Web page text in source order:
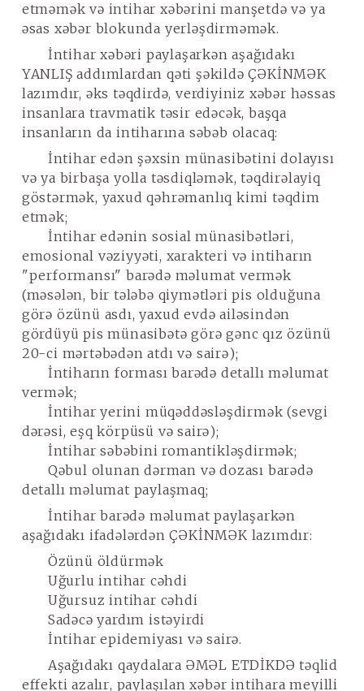
etməmək və intihar xəbərini manşetdə və ya
əsas xəbər blokunda yerləşdirməmək.
İntihar xəbəri paylaşarkən aşağıdakı
YANLIŞaddımlardan qəti şəkildəÇƏKİNMƏK
lazımdır, əks təqdirdə, verdiyiniz xəbər həssas
insanlara travmatik təsir edəcək, başqa
insanların daintiharına səbəb olacaq:
İntihar edən şəxsin münasibətini dolayısı
və ya birbaşa yolla təsdiqləmək, təqdirəlayiq
göstərmək, yaxud qəhrəmanlıq kimi təqdim
etmək;
İntihar edənin sosial münasibətləri,
emosional vəziyyəti, xarakteri və intiharın
"performansı" barədə məlumat vermək
(məsələn, bir tələbə qiymətləri pis olduğuna
görə özünü asdı, yaxud evdə ailəsindən
gördüyü pis münasibətə görə gənc qız özünü
20-ci mərtəbədən atdı və sairə);
İntiharın forması barədə detallı məlumat
vermək;
İntihar yerini müqəddəsləşdirmək (sevgi
dərəsi, eşq körpüsü və sairə);
İntihar səbəbini romantikləşdirmək;
Qəbul olunan dərman və dozası barədə
detallı məlumat paylaşmaq;
İntihar barədə məlumat paylaşarkən
aşağıdakı ifadələrdənÇƏKİNMƏK lazımdır:
Özünü öldürmək
Uğurlu intihar cəhdi
Uğursuz intihar cəhdi
Sadəcə yardım istəyirdi
İntihar epidemiyası və sairə.
Aşağıdakı qaydalara ƏMƏL ETDİKDƏ təqlid
effektiazalır, paylaşılan xəbər intihara meyilli